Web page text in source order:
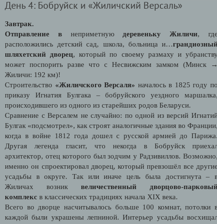
День 4: Бобруйск и «Жиличский Версаль»
Завтрак.
Отправление внеприметную деревеньку Жиличи,
расположились детский сад, школа, больница и…
шляхетский дворец, который по своему размаху и
может поспорить разве что с Несвижским замком (Минск
Жиличи: 192 км)!
Строительство «Жиличского Версаля» началось в 1825 году
приказу Игнатия Булгака – бобруйского уездного
происходившего из одного из старейших родов Беларуси.
Сравнение с Версалем не случайно: по одной из версий
Булгак «подсмотрел», как строят аналогичные здания во
когда в войне 1812 года дошел с русской армией до
Другая легенда гласит, что некогда в Бобруйск
архитектор, отец которого был зодчим у Радзивиллов.
именно он спроектировал дворец, который превзошёл все
усадьбы в округе. Так или иначе цель была достигнута –
Жиличах возник величественный дворцово-
комплекс в классических традициях начала XIX века.
Всего во дворце насчитывалось больше 100 комнат, потолки
каждой были украшены лепниной. Интерьер усадьбы